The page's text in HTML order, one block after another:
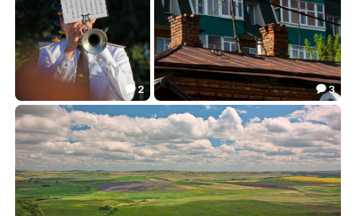
130
30.50
 2
159
32.61
 3